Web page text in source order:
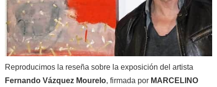
Reproducimos la reseña sobre la exposición del artista
Fernando Vázquez Mourelo, firmada por MARCELINO